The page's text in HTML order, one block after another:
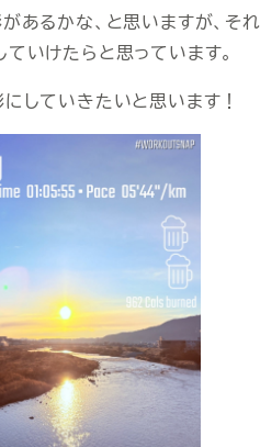
あるかな、と思いますが、
いけたらと思っています。
していきたいと思います！